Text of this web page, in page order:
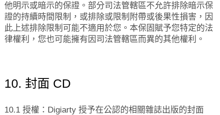
他明示或暗示的保證。部分司法管轄區不允許排除暗示保
證的持續時間限制，或排除或限制附帶或後果性損害，因
此上述排除限制可能不適用於您。本保固賦予您特定的法
律權利，您也可能擁有因司法管轄區而異的其他權利。
10. 封面 CD
10.1 授權：Digiarty 授予在公認的相關雜誌出版的封面